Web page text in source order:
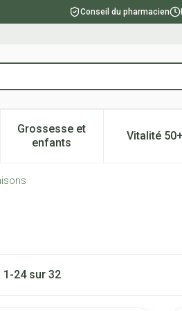
Conseil du pharmacien
Beauté, soins et hygiène
menu pour la catégorie
Grossesse et
enfantsAfficher le sous-menu
Vitalité 50+
1 -24sur 32